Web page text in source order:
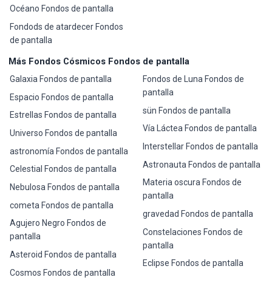
Océano Fondos de pantalla
Fondods de atardecer Fondos
de pantalla
Más Fondos Cósmicos Fondos de pantalla
Galaxia Fondos de pantalla
Espacio Fondos de pantalla
Estrellas Fondos de pantalla
Universo Fondos de pantalla
astronomía Fondos de pantalla
Celestial Fondos de pantalla
Nebulosa Fondos de pantalla
cometa Fondos de pantalla
Agujero Negro Fondos de
pantalla
Asteroid Fondos de pantalla
Cosmos Fondos de pantalla
Fondos de Luna Fondos de
pantalla
sün Fondos de pantalla
Vía Láctea Fondos de pantalla
Interstellar Fondos de pantalla
Astronauta Fondos de pantalla
Materia oscura Fondos de
pantalla
gravedad Fondos de pantalla
Constelaciones Fondos de
pantalla
Eclipse Fondos de pantalla